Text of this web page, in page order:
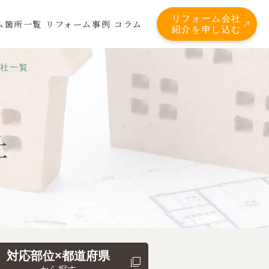
箇所一覧 リフォーム事例 コラム
リフォーム会社
紹介を申し込む
一覧
対応部位×都道府県